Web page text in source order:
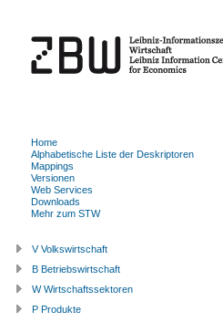
Home
Alphabetische Liste der Deskriptoren
Mappings
Versionen
Web Services
Downloads
Mehr zum STW
V Volkswirtschaft
B Betriebswirtschaft
W Wirtschaftssektoren
P Produkte